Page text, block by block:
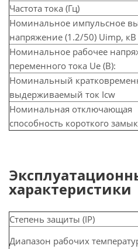
Частота тока (Гц)
Номинальное импульсное
напряжение (1.2/50) Uimp, кВ
Номинальное рабочее
переменного тока Ue (В):
Номинальный
выдерживаемый ток Icw
Номинальная отключающая
способность короткого
характеристики
Степень защиты (IP)
Диапазон рабочих